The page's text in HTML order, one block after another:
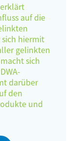
auf die
hiermit
gelinkten
sich
darüber
den
und